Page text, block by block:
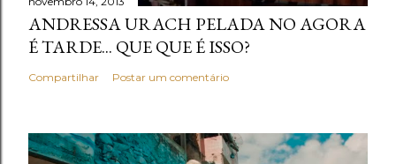
ANDRESSA URACH PELADA NO AGORA
É TARDE... QUE QUE É ISSO?
Compartilhar Postar um comentário